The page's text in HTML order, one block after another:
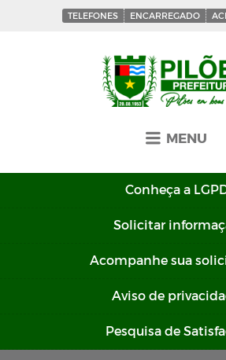
TELEFONES ENCARREGADO
MENU
Conheça a
Solicitar
Acompanhe sua
Aviso de
Pesquisa de